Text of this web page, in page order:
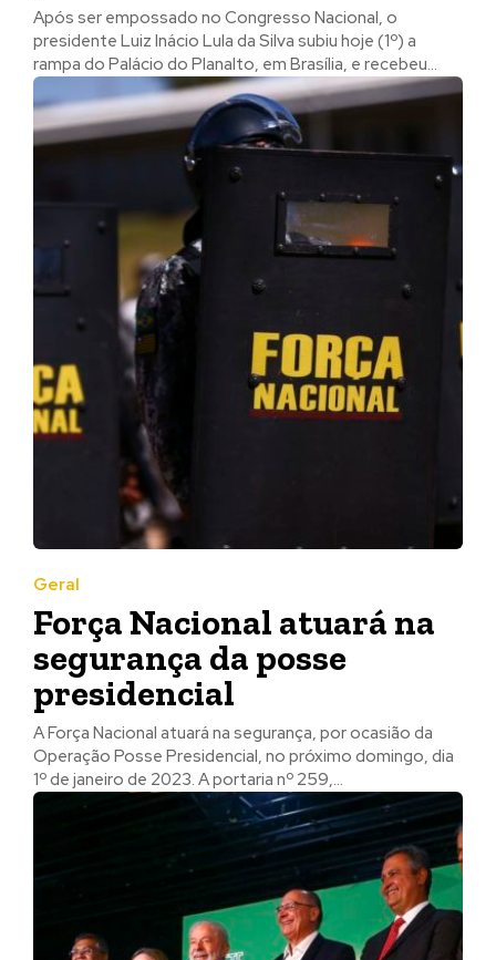
Após ser empossado no Congresso Nacional, o
presidente Luiz Inácio Lula da Silva subiu hoje (1º) a
rampa do Palácio do Planalto, em Brasília, e recebeu...
Geral
Força Nacional atuará na
segurança da posse
presidencial
A Força Nacional atuará na segurança, por ocasião da
Operação Posse Presidencial, no próximo domingo, dia
1º de janeiro de 2023. A portaria nº 259,...